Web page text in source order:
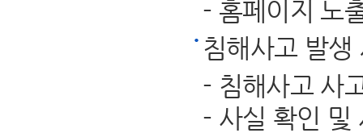
- 홈페이지 노
침해사고 발생
- 침해사고 사
- 사실 확인 및